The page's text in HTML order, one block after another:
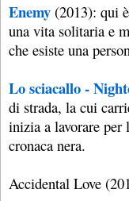
Enemy (2013): qui
una vita solitaria e
che esiste una
Lo sciacallo -
di strada, la cui
inizia a lavorare per
cronaca nera.
Accidental Love